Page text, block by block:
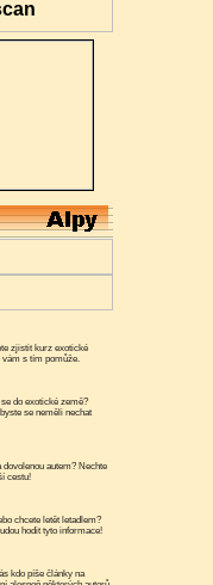
zjistit kurz exotické
vám s tím pomůže.
do exotické země?
se neměli nechat
dovolenou autem? Nechte
cestu!
chcete letět letadlem?
hodit tyto informace!
kdo píše články na